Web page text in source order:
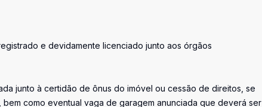
e devidamente licenciado junto aos órgãos
junto à certidão de ônus do imóvel ou cessão de direitos, se
como eventual vaga de garagem anunciada que deverá ser